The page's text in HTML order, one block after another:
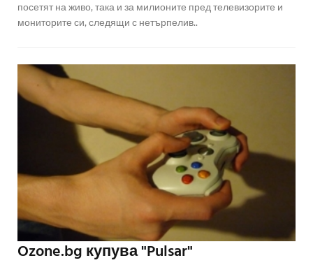
посетят на живо, така и за милионите пред телевизорите и
мониторите си, следящи с нетърпелив..
Ozone.bg купува "Pulsar"